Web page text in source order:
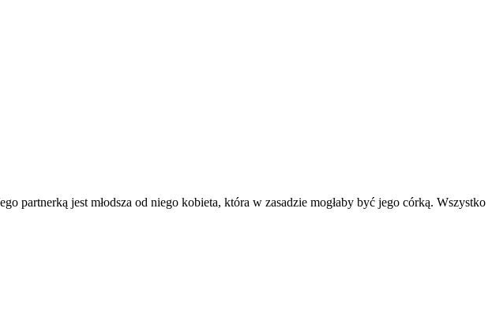
jest młodsza od niego kobieta, która w zasadzie mogłaby być jego córką. Wszystko